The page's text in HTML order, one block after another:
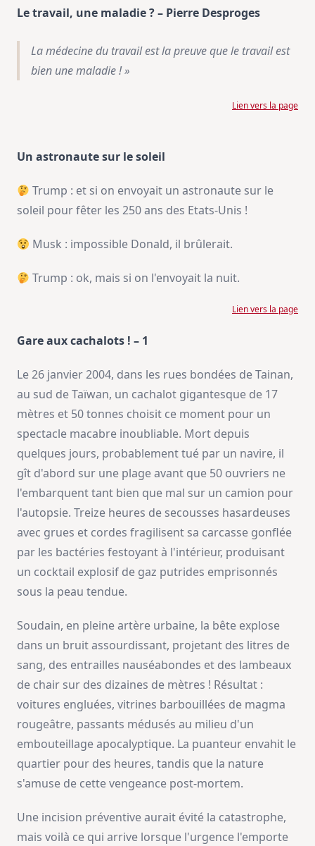
Le travail, une maladie ? – Pierre Desproges
La médecine du travail est la preuve que le travail est
bien une maladie ! »
Lien vers la page
Un astronaute sur le soleil
Trump : et si on envoyait un astronaute sur le
soleil pour fêter les 250 ans des Etats-Unis !
Musk : impossible Donald, il brûlerait.
Trump : ok, mais si on l'envoyait la nuit.
Lien vers la page
Gare aux cachalots ! – 1
Le 26 janvier 2004, dans les rues bondées de Tainan,
au sud de Taïwan, un cachalot gigantesque de 17
mètres et 50 tonnes choisit ce moment pour un
spectacle macabre inoubliable. Mort depuis
quelques jours, probablement tué par un navire, il
gît d'abord sur une plage avant que 50 ouvriers ne
l'embarquent tant bien que mal sur un camion pour
l'autopsie. Treize heures de secousses hasardeuses
avec grues et cordes fragilisent sa carcasse gonflée
par les bactéries festoyant à l'intérieur, produisant
un cocktail explosif de gaz putrides emprisonnés
sous la peau tendue.
Soudain, en pleine artère urbaine, la bête explose
dans un bruit assourdissant, projetant des litres de
sang, des entrailles nauséabondes et des lambeaux
de chair sur des dizaines de mètres ! Résultat :
voitures engluées, vitrines barbouillées de magma
rougeâtre, passants médusés au milieu d'un
embouteillage apocalyptique. La puanteur envahit le
quartier pour des heures, tandis que la nature
s'amuse de cette vengeance post-mortem.
Une incision préventive aurait évité la catastrophe,
mais voilà ce qui arrive lorsque l'urgence l'emporte